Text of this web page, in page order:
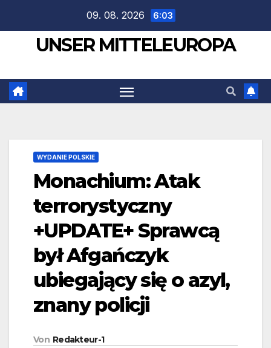
springen
09. 08. 2026 6:03
UNSER MITTELEUROPA
WYDANIE POLSKIE
Monachium: Atak
terrorystyczny
+UPDATE+ Sprawcą
był Afgańczyk
ubiegający się o azyl,
znany policji
Von Redakteur-1